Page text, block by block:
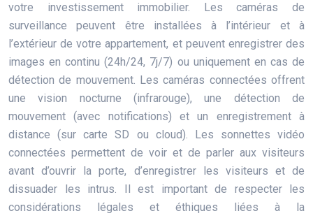
votre investissement immobilier. Les caméras de
surveillance peuvent être installées à l’intérieur et à
l’extérieur de votre appartement, et peuvent enregistrer des
images en continu (24h/24, 7j/7) ou uniquement en cas de
détection de mouvement. Les caméras connectées offrent
une vision nocturne (infrarouge), une détection de
mouvement (avec notifications) et un enregistrement à
distance (sur carte SD ou cloud). Les sonnettes vidéo
connectées permettent de voir et de parler aux visiteurs
avant d’ouvrir la porte, d’enregistrer les visiteurs et de
dissuader les intrus. Il est important de respecter les
considérations légales et éthiques liées à la